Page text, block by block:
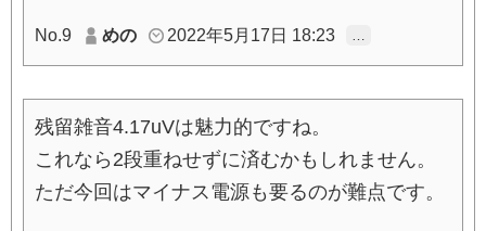
No.9 めの 2022年5月17日 18:23 …
残留雑音4.17uVは魅力的ですね。
これなら2段重ねせずに済むかもしれません。
ただ今回はマイナス電源も要るのが難点です。